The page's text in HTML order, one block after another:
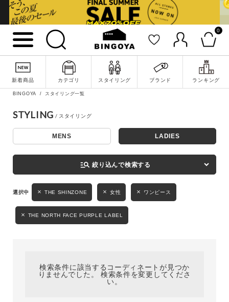
0
新着商品 カテゴリ スタイリング ブランド ランキング
詳細検索
キーワード
性別
MENS LADIES KIDS
BINGOYA スタイリング一覧
STYLING
MENS LADIES
manage_search 絞り込んで検索する
THE SHINZONE 女性 ワンピース
THE NORTH FACE PURPLE LABEL
検索条件に該当するコーディネートが見つか
りませんでした。 検索条件を変更してくださ
い。